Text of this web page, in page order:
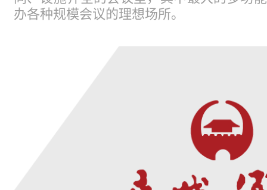
办各种规模会议的理想场所。